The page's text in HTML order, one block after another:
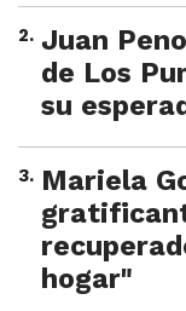
2. Juan
de Los
su
3. Mariela
hogar"